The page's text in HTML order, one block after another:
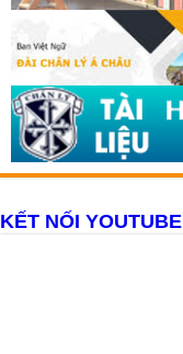
KẾT NỐI YOUTUBE